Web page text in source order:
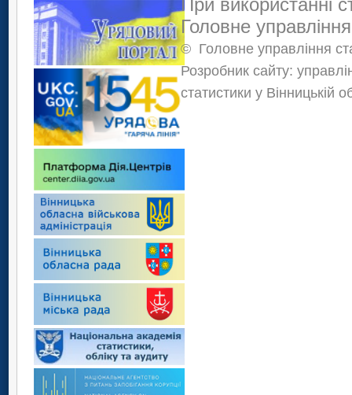
При використанні
Головне
© Головне управління
Розробник сайту:
статистики у Вінницькій